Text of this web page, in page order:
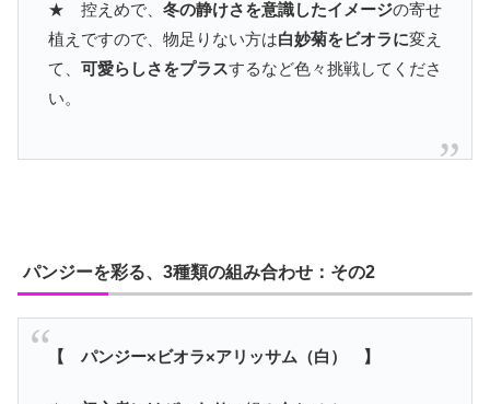
★ 控えめで、 冬の静けさを意識したイメージの寄せ
植えですので、物足りない方は白妙菊をビオラに変え
て、 可愛らしさをプラスするなど色々挑戦してくださ
い。
パンジーを彩る、3種類の組み合わせ：その2
【 パンジー×ビオラ×アリッサム（白） 】